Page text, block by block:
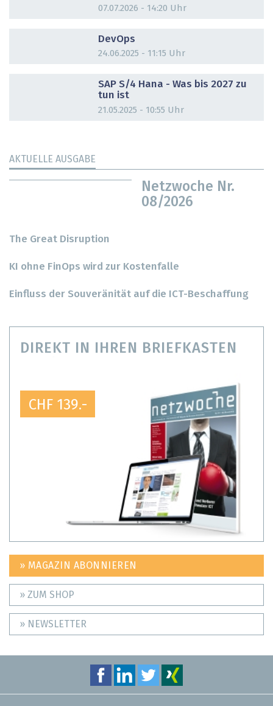
07.07.2026 - 14:20 Uhr
DevOps
24.06.2025 - 11:15 Uhr
SAP S/4 Hana - Was bis 2027 zu
tun ist
21.05.2025 - 10:55 Uhr
AKTUELLE AUSGABE
Netzwoche Nr.
08/2026
The Great Disruption
KI ohne FinOps wird zur Kostenfalle
Einfluss der Souveränität auf die ICT-Beschaffung
DIREKT IN IHREN BRIEFKASTEN
CHF 139.-
» MAGAZIN ABONNIEREN
» ZUM SHOP
» NEWSLETTER